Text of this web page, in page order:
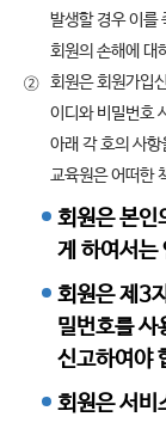
발생할 경우 이를
회원의 손해에 대
②
회원은 회원가입
이디와 비밀번호
아래 각 호의 사
교육원은 어떠한
회원은 본인
게 하여서는
회원은 제3
밀번호를 사
신고하여야
회원은 서비